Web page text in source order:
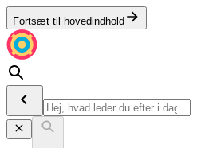
Fortsæt til hovedindhold